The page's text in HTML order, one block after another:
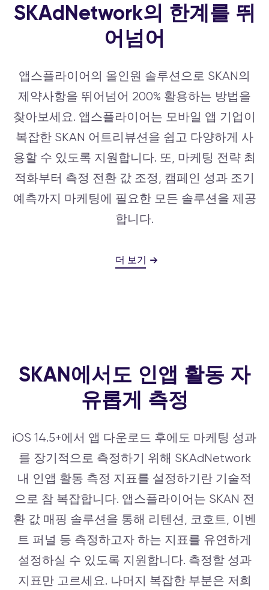
SKAdNetwork의 한계를 뛰
어넘어
앱스플라이어의 올인원 솔루션으로 SKAN의
제약사항을 뛰어넘어 200% 활용하는 방법을
찾아보세요. 앱스플라이어는 모바일 앱 기업이
복잡한 SKAN 어트리뷰션을 쉽고 다양하게 사
용할 수 있도록 지원합니다. 또, 마케팅 전략 최
적화부터 측정 전환 값 조정, 캠페인 성과 조기
예측까지 마케팅에 필요한 모든 솔루션을 제공
합니다.
더 보기
SKAN에서도 인앱 활동 자
유롭게 측정
iOS 14.5+에서 앱 다운로드 후에도 마케팅 성과
를 장기적으로 측정하기 위해 SKAdNetwork
내 인앱 활동 측정 지표를 설정하기란 기술적
으로 참 복잡합니다. 앱스플라이어는 SKAN 전
환 값 매핑 솔루션을 통해 리텐션, 코호트, 이벤
트 퍼널 등 측정하고자 하는 지표를 유연하게
설정하실 수 있도록 지원합니다. 측정할 성과
지표만 고르세요. 나머지 복잡한 부분은 저희